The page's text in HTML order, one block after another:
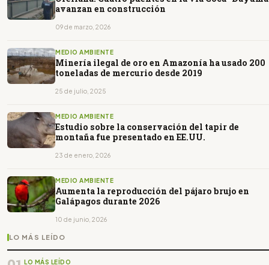
avanzan en construcción
09 de marzo, 2026
MEDIO AMBIENTE
Minería ilegal de oro en Amazonía ha usado 200
toneladas de mercurio desde 2019
25 de julio, 2025
MEDIO AMBIENTE
Estudio sobre la conservación del tapir de
montaña fue presentado en EE.UU.
23 de enero, 2026
MEDIO AMBIENTE
Aumenta la reproducción del pájaro brujo en
Galápagos durante 2026
10 de junio, 2026
LO MÁS LEÍDO
LO MÁS LEÍDO